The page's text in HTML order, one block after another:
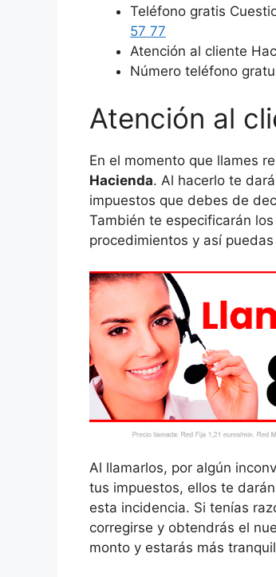
Teléfono gratis
57 77
Atención al cliente
Número teléfono
Atención al
En el momento que llames
Hacienda. Al hacerlo te
impuestos que debes de
También te especificarán
procedimientos y así
Al llamarlos, por algún
tus impuestos, ellos te
esta incidencia. Si tenías
corregirse y obtendrás el
monto y estarás más